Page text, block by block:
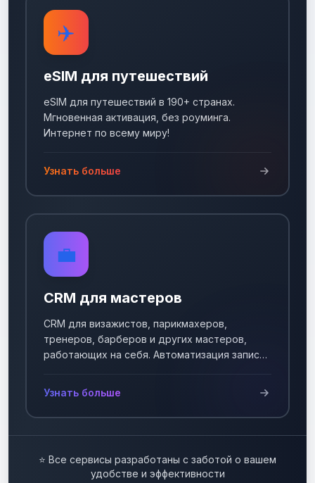
✈️
eSIM для путешествий
eSIM для путешествий в 190+ странах.
Мгновенная активация, без роуминга.
Интернет по всему миру!
Узнать больше
💼
CRM для мастеров
CRM для визажистов, парикмахеров,
тренеров, барберов и других мастеров,
работающих на себя. Автоматизация записи
Узнать больше
⭐ Все сервисы разработаны с заботой о вашем
удобстве и эффективности